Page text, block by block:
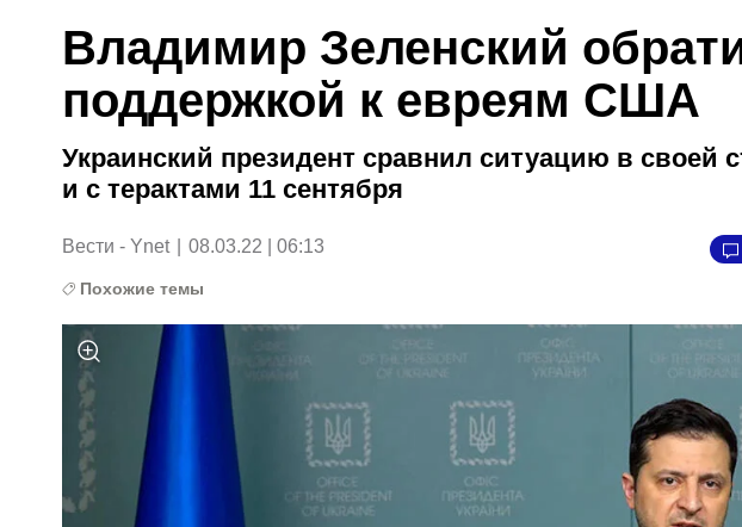
Владимир Зеленский
поддержкой к евреям США
Украинский президент сравнил ситуацию в своей
и с терактами 11 сентября
Вести - Ynet 08.03.22 | 06:13
Похожие темы